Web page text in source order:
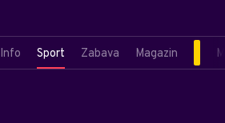
Info Sport Zabava Magazin